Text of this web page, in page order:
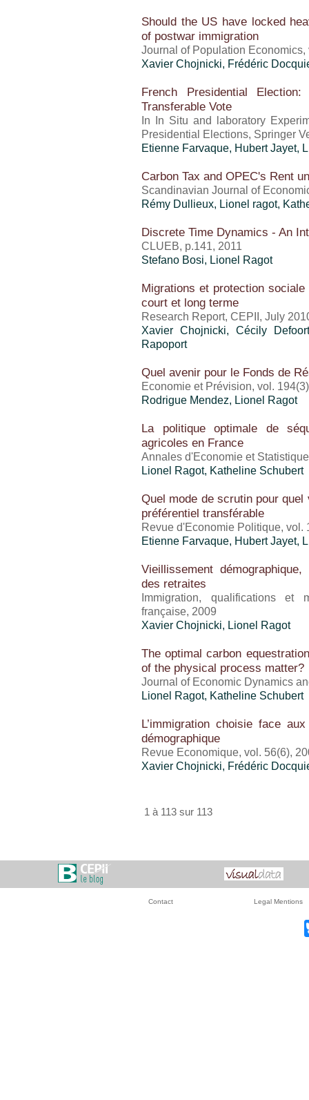
Should the US have locked
of postwar immigration
Journal of Population Economics,
Xavier Chojnicki, Frédéric
French Presidential
Transferable Vote
In In Situ and laboratory
Presidential Elections, Springer
Etienne Farvaque, Hubert Jayet,
Carbon Tax and OPEC's Rent
Scandinavian Journal of
Rémy Dullieux, Lionel ragot,
Discrete Time Dynamics - An
CLUEB, p.141, 2011
Stefano Bosi, Lionel Ragot
Migrations et protection
court et long terme
Research Report, CEPII, July
Xavier Chojnicki, Cécily
Rapoport
Quel avenir pour le Fonds de
Economie et Prévision, vol.
Rodrigue Mendez, Lionel Ragot
La politique optimale de
agricoles en France
Annales d'Economie et
Lionel Ragot, Katheline Schubert
Quel mode de scrutin pour
préférentiel transférable
Revue d'Economie Politique, vol.
Etienne Farvaque, Hubert Jayet,
Vieillissement
des retraites
Immigration, qualifications et
française, 2009
Xavier Chojnicki, Lionel Ragot
The optimal carbon
of the physical process matter?
Journal of Economic Dynamics
Lionel Ragot, Katheline Schubert
L’immigration choisie face
démographique
Revue Economique, vol. 56(6),
Xavier Chojnicki, Frédéric
1 à 113 sur 113
Contact Legal Mentions